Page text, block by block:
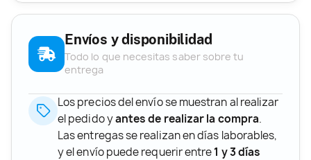
Envíos y disponibilidad
Todo lo que necesitas saber sobre tu
entrega
Los precios del envío se muestran al realizar
el pedido yantes de realizar la compra.
Las entregas se realizan en días laborables,
y el envío puede requerir entre1 y 3 días